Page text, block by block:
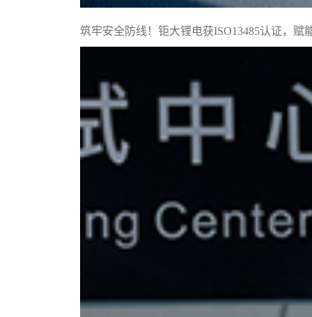
筑牢安全防线！钜大锂电获ISO13485认证，赋